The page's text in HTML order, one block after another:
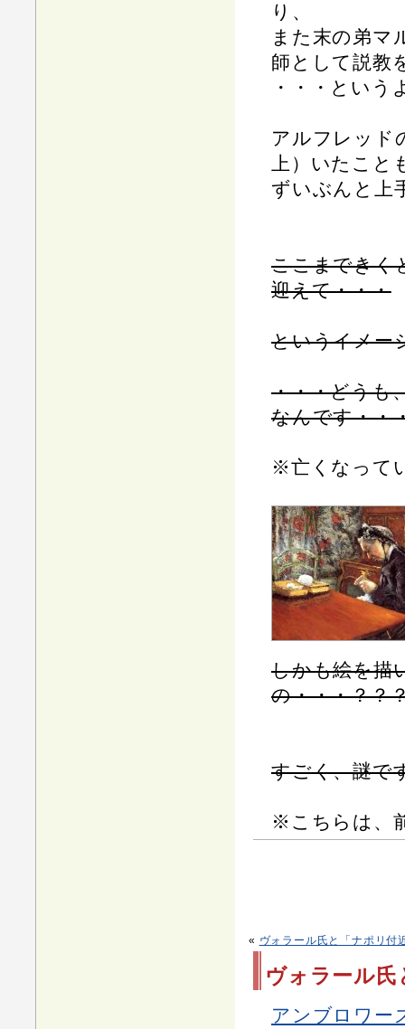
り、
また末の弟マ
師として説教
・・・という
アルフレッド
上）いたこ
ずいぶんと上
ここまできく
迎えて・・・
というイメー
・・・どうも
なんです・・
※亡くなって
しかも絵を描
の・・・？？
すごく、謎で
※こちらは、
« ヴォラール氏と「ナポリ付
ヴォラール
アンブロワー